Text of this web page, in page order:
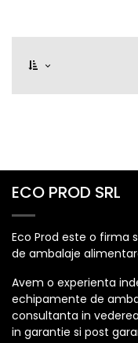
ECO PROD SRL
Eco Prod este o firma
de ambalaje
Avem o experienta
echipamente de
consultanta in
in garantie si post